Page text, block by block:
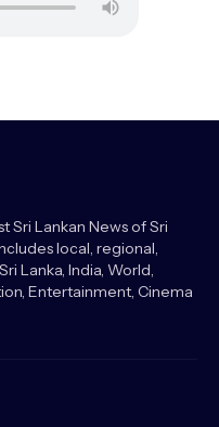
Sri Lankan News of Sri
local, regional,
Lanka, India, World,
Entertainment, Cinema